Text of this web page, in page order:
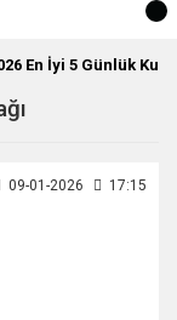
En İyi 5 Günlük
09-01-2026 17:15